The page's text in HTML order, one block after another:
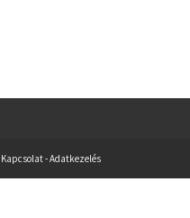
Kapcsolat-Adatkezelés